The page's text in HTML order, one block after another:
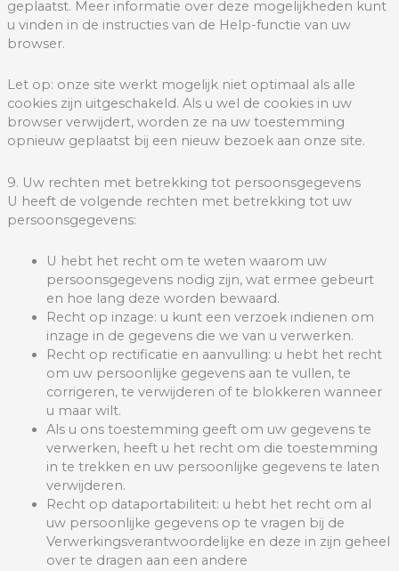
geplaatst. Meer informatie over deze mogelijkheden kunt
u vinden in de instructies van de Help-functie van uw
browser.
Let op: onze site werkt mogelijk niet optimaal als alle
cookies zijn uitgeschakeld. Als u wel de cookies in uw
browser verwijdert, worden ze na uw toestemming
opnieuw geplaatst bij een nieuw bezoek aan onze site.
9. Uw rechten met betrekking tot persoonsgegevens
U heeft de volgende rechten met betrekking tot uw
persoonsgegevens:
U hebt het recht om te weten waarom uw
persoonsgegevens nodig zijn, wat ermee gebeurt
en hoe lang deze worden bewaard.
Recht op inzage: u kunt een verzoek indienen om
inzage in de gegevens die we van u verwerken.
Recht op rectificatie en aanvulling: u hebt het recht
om uw persoonlijke gegevens aan te vullen, te
corrigeren, te verwijderen of te blokkeren wanneer
u maar wilt.
Als u ons toestemming geeft om uw gegevens te
verwerken, heeft u het recht om die toestemming
in te trekken en uw persoonlijke gegevens te laten
verwijderen.
Recht op dataportabiliteit: u hebt het recht om al
uw persoonlijke gegevens op te vragen bij de
Verwerkingsverantwoordelijke en deze in zijn geheel
over te dragen aan een andere